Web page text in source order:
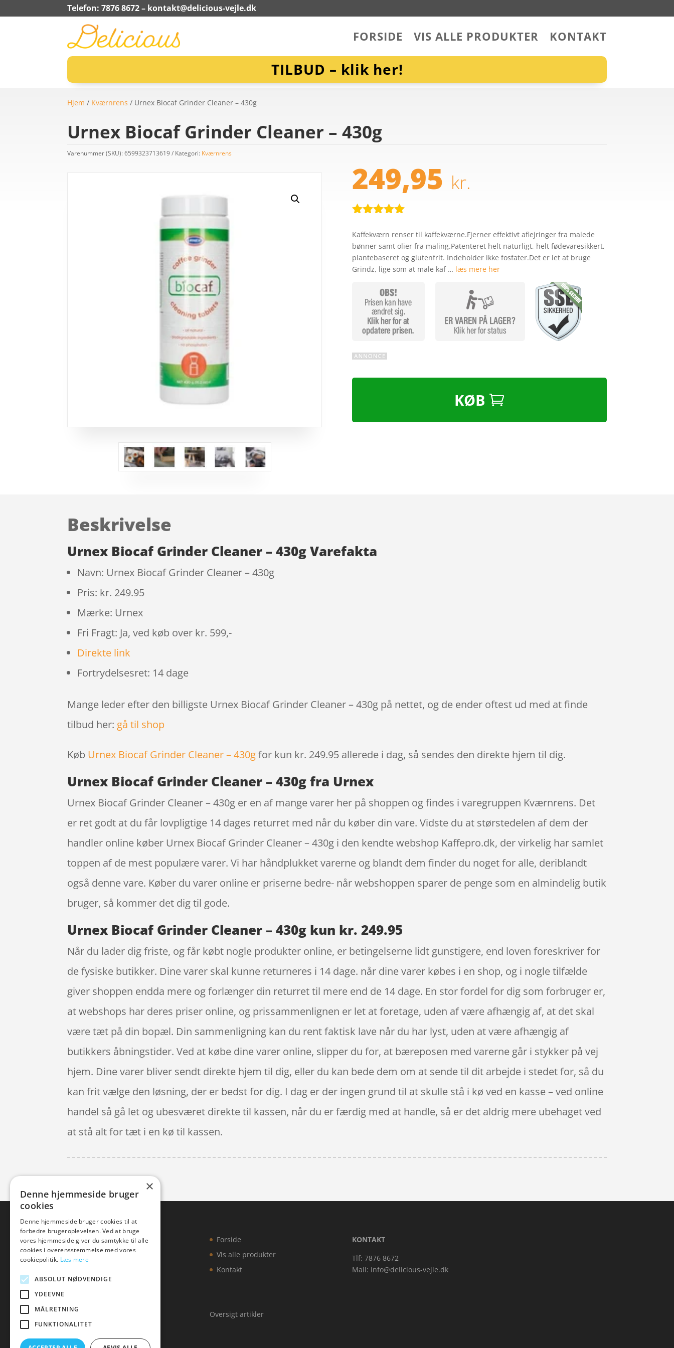
Telefon: 7876 8672 – kontakt@delicious-vejle.dk
FORSIDE VIS ALLE PRODUKTER KONTAKT
TILBUD – klik her!
Hjem / Kværnrens / Urnex Biocaf Grinder Cleaner – 430g
Urnex Biocaf Grinder Cleaner – 430g
Varenummer (SKU):6599323713619 Kategori: Kværnrens
249,95 kr.
som5ud
af 5
baseret på
kundebedøm
melser
Kaffekværn renser til kaffekværne.Fjerner effektivt aflejringer fra malede
bønner samt olier fra maling.Patenteret helt naturligt, helt fødevaresikkert,
plantebaseret og glutenfrit. Indeholder ikke fosfater.Det er let at bruge
Grindz, lige som at male kaf … læs mere her
KØB
Beskrivelse
Urnex Biocaf Grinder Cleaner – 430g Varefakta
Navn: Urnex Biocaf Grinder Cleaner – 430g
Pris: kr. 249.95
Mærke: Urnex
Fri Fragt: Ja, ved køb over kr. 599,-
Direkte link
Fortrydelsesret: 14 dage
Mange leder efter den billigste Urnex Biocaf Grinder Cleaner – 430g på nettet, og de ender oftest ud med at finde
tilbud her:gå til shop
Køb Urnex Biocaf Grinder Cleaner – 430gfor kun kr. 249.95 allerede i dag, så sendes den direkte hjem til dig.
Urnex Biocaf Grinder Cleaner – 430g fra Urnex
Urnex Biocaf Grinder Cleaner – 430g er en af mange varer her på shoppen og findes i varegruppen Kværnrens. Det
er ret godt at du får lovpligtige 14 dages returret med når du køber din vare. Vidste du at størstedelen af dem der
handler online køber Urnex Biocaf Grinder Cleaner – 430g i den kendte webshop Kaffepro.dk, der virkelig har samlet
toppen af de mest populære varer. Vi har håndplukket varerne og blandt dem finder du noget for alle, deriblandt
også denne vare. Køber du varer online er priserne bedre- når webshoppen sparer de penge som en almindelig butik
bruger, så kommer det dig til gode.
Urnex Biocaf Grinder Cleaner – 430g kun kr. 249.95
Når du lader dig friste, og får købt nogle produkter online, er betingelserne lidt gunstigere, end loven foreskriver for
de fysiske butikker. Dine varer skal kunne returneres i 14 dage. når dine varer købes i en shop, og i nogle tilfælde
giver shoppen endda mere og forlænger din returret til mere end de 14 dage. En stor fordel for dig som forbruger er,
at webshops har deres priser online, og prissammenlignen er let at foretage, uden af være afhængig af, at det skal
være tæt på din bopæl. Din sammenligning kan du rent faktisk lave når du har lyst, uden at være afhængig af
butikkers åbningstider. Ved at købe dine varer online, slipper du for, at bæreposen med varerne går i stykker på vej
hjem. Dine varer bliver sendt direkte hjem til dig, eller du kan bede dem om at sende til dit arbejde i stedet for, så du
kan frit vælge den løsning, der er bedst for dig. I dag er der ingen grund til at skulle stå i kø ved en kasse – ved online
handel så gå let og ubesværet direkte til kassen, når du er færdig med at handle, så er det aldrig mere ubehaget ved
at stå alt for tæt i en kø til kassen.
Forside
Vis alle produkter
Kontakt
Oversigt artikler
KONTAKT
Tlf: 7876 8672
Mail: info@delicious-vejle.dk
×
Denne hjemmeside bruger
cookies
Denne hjemmeside bruger cookies til at
forbedre brugeroplevelsen. Ved at bruge
vores hjemmeside giver du samtykke til alle
cookies i overensstemmelse med vores
cookiepolitik. Læs mere
ABSOLUT NØDVENDIGE
YDEEVNE
MÅLRETNING
FUNKTIONALITET